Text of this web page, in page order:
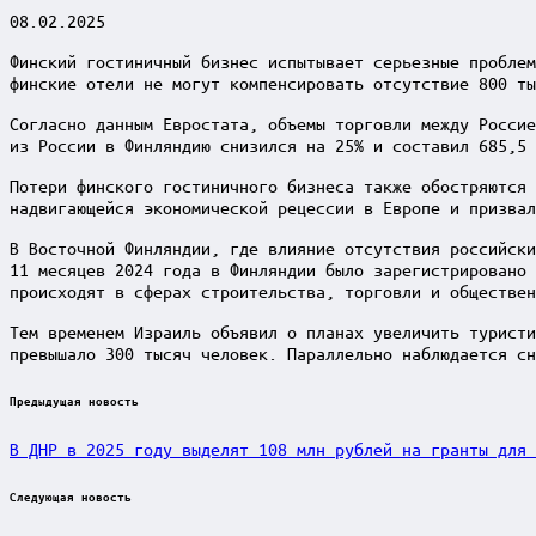
08.02.2025
Финский гостиничный бизнес испытывает серьезные
финские отели не могут компенсировать отсутствие 800
Согласно данным Евростата, объемы торговли между
из России в Финляндию снизился на 25% и составил
Потери финского гостиничного бизнеса также
надвигающейся экономической рецессии в Европе и
В Восточной Финляндии, где влияние отсутствия
11 месяцев 2024 года в Финляндии было
происходят в сферах строительства, торговли и
Тем временем Израиль объявил о планах увеличить
превышало 300 тысяч человек. Параллельно наблюдается
Post
Предыдущая новость
В ДНР в 2025 году выделят 108 млн рублей на гранты для
Следующая новость